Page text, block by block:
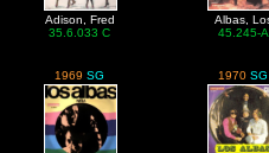
Adison, Fred
35.6.033 C
Albas,
45.245-A
1969SG 1970SG